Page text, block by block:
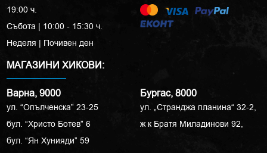
19:00 ч.
Събота | 10:00 - 15:30 ч.
Неделя | Почивен ден
МАГАЗИНИ ХИКОВИ:
Варна, 9000
ул. “Опълченска” 23-25
бул. “Христо Ботев” 6
бул. “Ян Хунияди” 59
Бургас, 8000
ул. „Странджа планина“ 32-2,
ж к Братя Миладинови 92,